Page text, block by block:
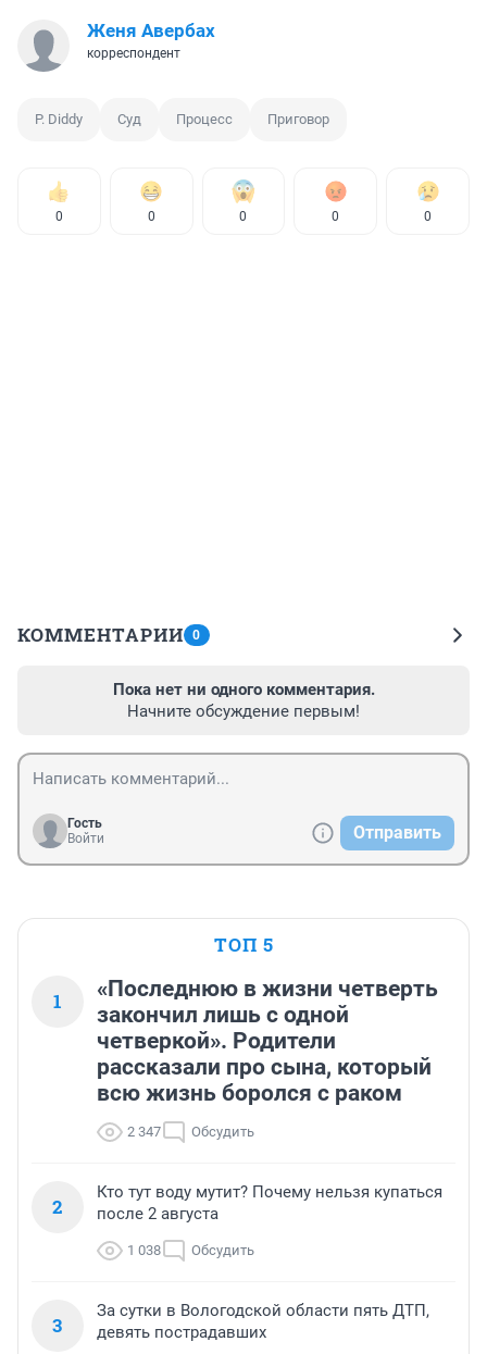
Женя Авербах
корреспондент
P. Diddy Суд Процесс Приговор
0 0 0 0 0
КОММЕНТАРИИ 0
Пока нет ни одного комментария.
Начните обсуждение первым!
Гость
Войти
Отправить
ТОП 5
1
«Последнюю в жизни четверть
закончил лишь с одной
четверкой». Родители
рассказали про сына, который
всю жизнь боролся с раком
2 347 Обсудить
2
Кто тут воду мутит? Почему нельзя купаться
после 2 августа
1 038 Обсудить
3
За сутки в Вологодской области пять ДТП,
девять пострадавших